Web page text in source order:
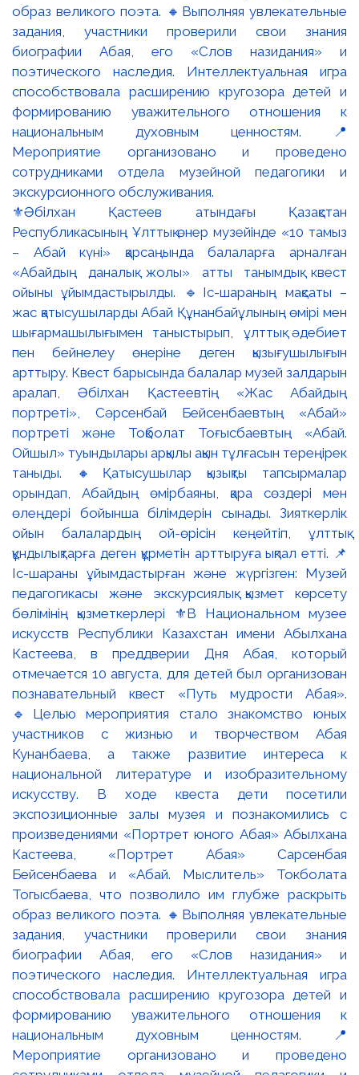
⚜️Әбілхан Қастеев атындағы Қазақстан
Республикасының Ұлттық өнер музейінде «10 тамыз
– Абай күні» қарсаңында балаларға арналған
«Абайдың даналық жолы» атты танымдық квест
ойыны ұйымдастырылды. 🔹Іс-шараның мақсаты –
жас қатысушыларды Абай Құнанбайұлының өмірі мен
шығармашылығымен таныстырып, ұлттық әдебиет
пен бейнелеу өнеріне деген қызығушылығын
арттыру. Квест барысында балалар музей залдарын
аралап, Әбілхан Қастеевтің «Жас Абайдың
портреті», Сәрсенбай Бейсенбаевтың «Абай»
портреті және Тоқболат Тоғысбаевтың «Абай.
Ойшыл» туындылары арқылы ақын тұлғасын тереңірек
таныды. 🔸Қатысушылар қызықты тапсырмалар
орындап, Абайдың өмірбаяны, қара сөздері мен
өлеңдері бойынша білімдерін сынады. Зияткерлік
ойын балалардың ой-өрісін кеңейтіп, ұлттық
құндылықтарға деген құрметін арттыруға ықпал етті. 📌
Іс-шараны ұйымдастырған және жүргізген: Музей
педагогикасы және экскурсиялық қызмет көрсету
бөлімінің қызметкерлері ⚜️В Национальном музее
искусств Республики Казахстан имени Абылхана
Кастеева, в преддверии Дня Абая, который
отмечается 10 августа, для детей был организован
познавательный квест «Путь мудрости Абая».
🔹Целью мероприятия стало знакомство юных
участников с жизнью и творчеством Абая
Кунанбаева, а также развитие интереса к
национальной литературе и изобразительному
искусству. В ходе квеста дети посетили
экспозиционные залы музея и познакомились с
произведениями «Портрет юного Абая» Абылхана
Кастеева, «Портрет Абая» Сарсенбая
Бейсенбаева и «Абай. Мыслитель» Токболата
Тогысбаева, что позволило им глубже раскрыть
образ великого поэта. 🔸Выполняя увлекательные
задания, участники проверили свои знания
биографии Абая, его «Слов назидания» и
поэтического наследия. Интеллектуальная игра
способствовала расширению кругозора детей и
формированию уважительного отношения к
национальным духовным ценностям. 📍
Мероприятие организовано и проведено